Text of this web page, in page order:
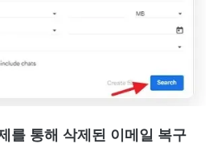
를 통해 삭제된 이메일 복구